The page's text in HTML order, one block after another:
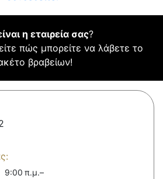
η εταιρεία σας?
πώς μπορείτε να λάβετε το
βραβείων!
9:00 π.μ.–